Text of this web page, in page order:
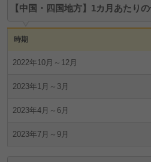
【中国・四国地方】1カ月あたり
時期
2022年10月～12月
2023年1月～3月
2023年4月～6月
2023年7月～9月